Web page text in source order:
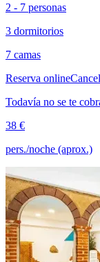
2 - 7 personas
3 dormitorios
7 camas
Reserva online
Todavía no se te
38 €
pers./noche (aprox.)